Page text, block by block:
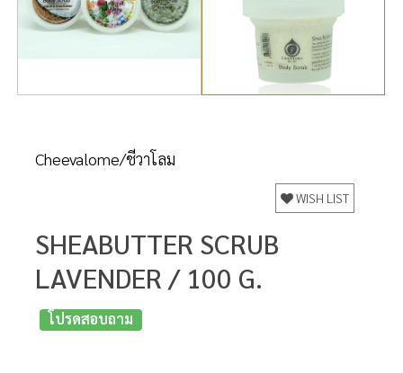
Cheevalome/ชีวาโลม
WISH LIST
SHEABUTTER SCRUB
LAVENDER / 100 G.
โปรดสอบถาม